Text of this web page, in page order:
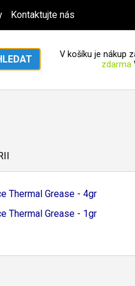
Kontaktujte nás
V košíku je nákup
zdarma
Thermal Grease - 4gr
Thermal Grease - 1gr